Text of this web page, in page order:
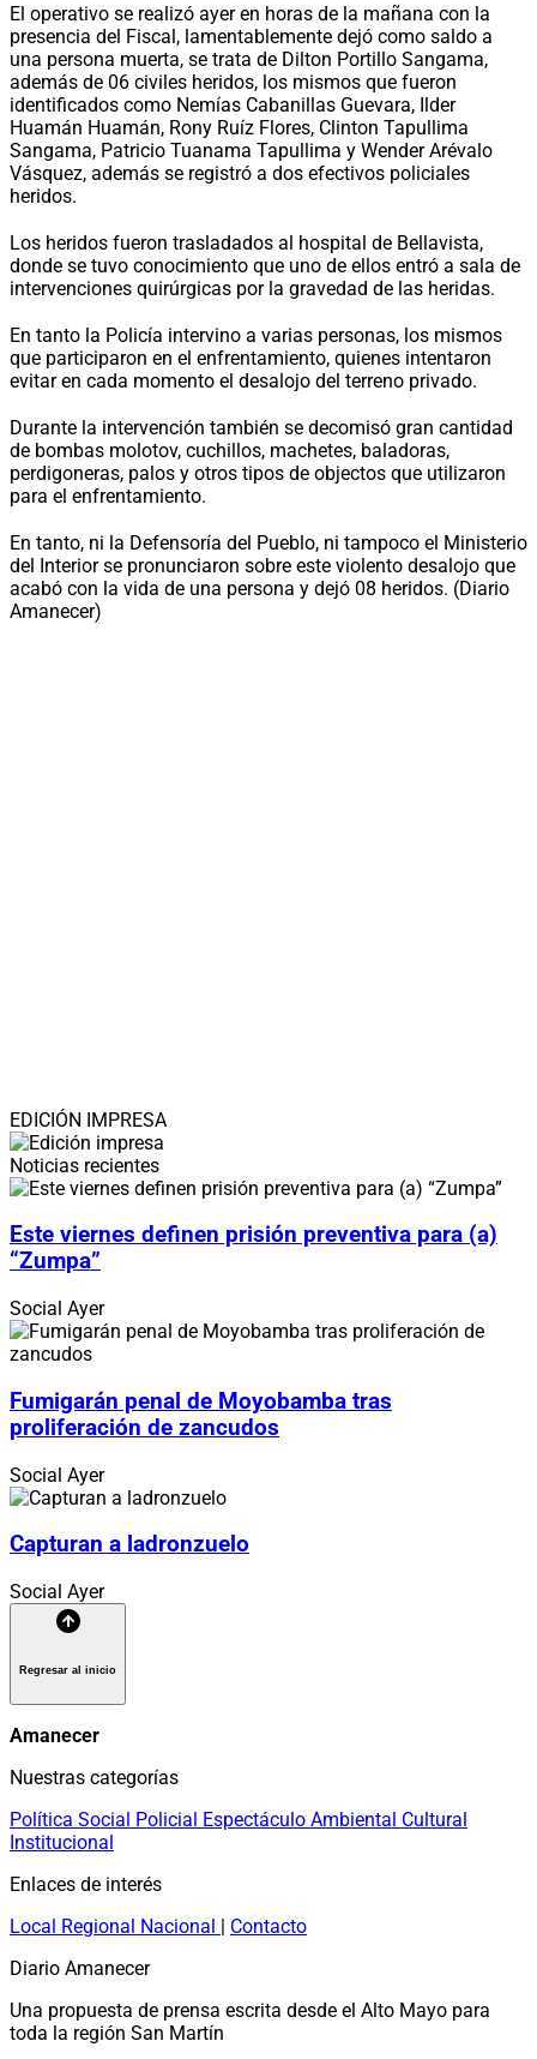
El operativo se realizó ayer en horas de la mañana con la
presencia del Fiscal, lamentablemente dejó como saldo a
una persona muerta, se trata de Dilton Portillo Sangama,
además de 06 civiles heridos, los mismos que fueron
identificados como Nemías Cabanillas Guevara, Ilder
Huamán Huamán, Rony Ruíz Flores, Clinton Tapullima
Sangama, Patricio Tuanama Tapullima y Wender Arévalo
Vásquez, además se registró a dos efectivos policiales
heridos.
Los heridos fueron trasladados al hospital de Bellavista,
donde se tuvo conocimiento que uno de ellos entró a sala de
intervenciones quirúrgicas por la gravedad de las heridas.
En tanto la Policía intervino a varias personas, los mismos
que participaron en el enfrentamiento, quienes intentaron
evitar en cada momento el desalojo del terreno privado.
Durante la intervención también se decomisó gran cantidad
de bombas molotov, cuchillos, machetes, baladoras,
perdigoneras, palos y otros tipos de objectos que utilizaron
para el enfrentamiento.
En tanto, ni la Defensoría del Pueblo, ni tampoco el Ministerio
del Interior se pronunciaron sobre este violento desalojo que
acabó con la vida de una persona y dejó 08 heridos. (Diario
Amanecer)
EDICIÓN IMPRESA
Noticias recientes
Este viernes definen prisión preventiva para (a)
“Zumpa”
Social Ayer
Fumigarán penal de Moyobamba tras
proliferación de zancudos
Social Ayer
Capturan a ladronzuelo
Social Ayer
Regresar al inicio
Amanecer
Nuestras categorías
Política Social Policial Espectáculo Ambiental Cultural
Institucional
Enlaces de interés
Local Regional Nacional | Contacto
Diario Amanecer
Una propuesta de prensa escrita desde el Alto Mayo para
toda la región San Martín